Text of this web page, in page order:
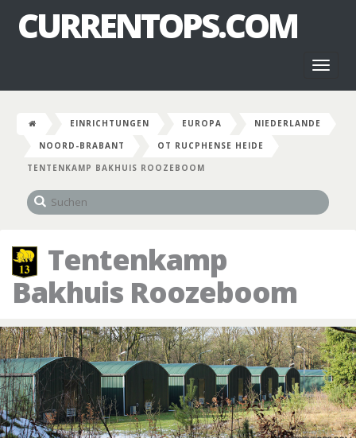
CURRENTOPS.COM
EINRICHTUNGEN EUROPA
NIEDERLANDE
NOORD-BRABANT
OT RUCPHENSE HEIDE
TENTENKAMP BAKHUIS ROOZEBOOM
Tentenkamp
Bakhuis Roozeboom